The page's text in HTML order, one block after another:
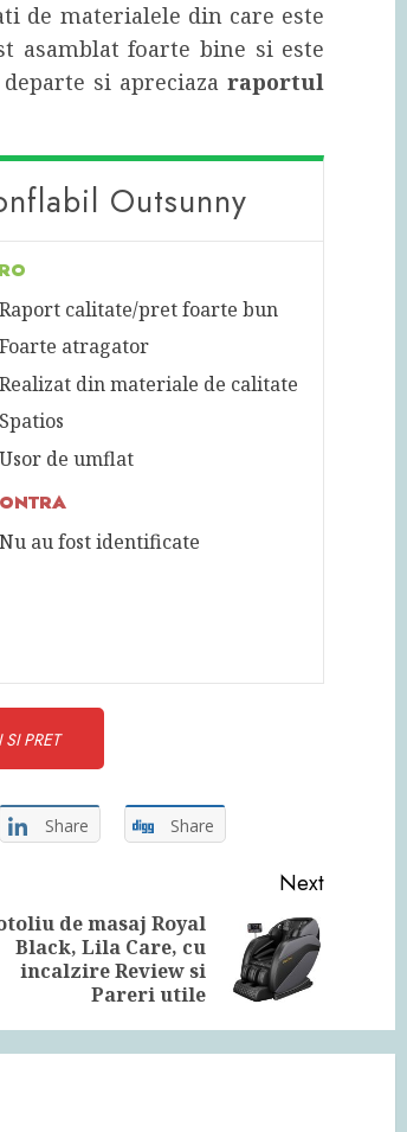
de materialele din care este
asamblat foarte bine si este
si apreciazaraportul
Outsunny
Raport calitate/pret foarte bun
Foarte atragator
Realizat din materiale de calitate
Spatios
Usor de umflat
Nu au fost identificate
SI PRET
Share Share
Next
de masaj Royal
Black, Lila Care, cu
incalzire Review si
Pareri utile